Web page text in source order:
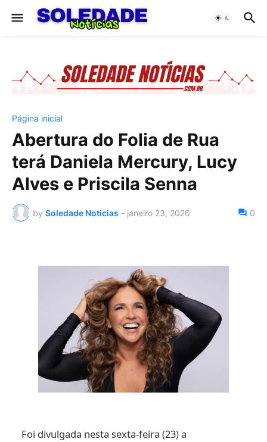
Página inicial
Abertura do Folia de Rua
terá Daniela Mercury, Lucy
Alves e Priscila Senna
by Soledade Noticias - janeiro 23, 2026 0
Foi divulgada nesta sexta-feira (23) a